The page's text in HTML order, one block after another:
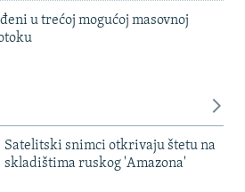
u trećoj mogućoj masovnoj
Satelitski snimci otkrivaju štetu na
skladištima ruskog 'Amazona'